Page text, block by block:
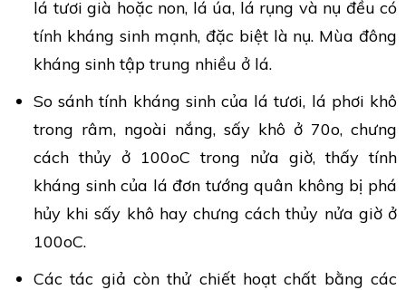
lá tươi già hoặc non, lá úa, lá rụng và nụ đều có
tính kháng sinh mạnh, đặc biệt là nụ. Mùa đông
kháng sinh tập trung nhiều ở lá.
So sánh tính kháng sinh của lá tươi, lá phơi khô
trong râm, ngoài nắng, sấy khô ở 70o, chưng
cách thủy ở 100oC trong nửa giờ, thấy tính
kháng sinh của lá đơn tướng quân không bị phá
hủy khi sấy khô hay chưng cách thủy nửa giờ ở
100oC.
Các tác giả còn thử chiết hoạt chất bằng các